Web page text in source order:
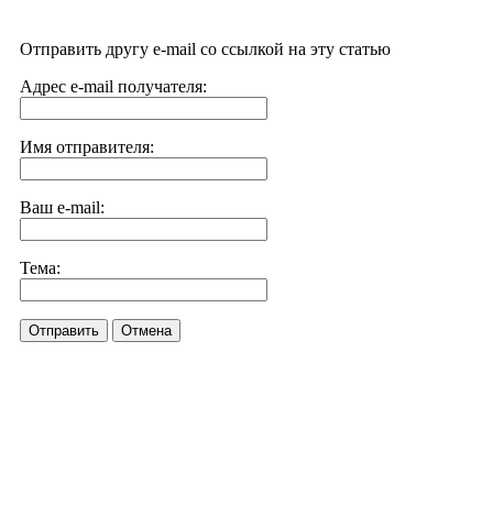
Отправить другу e-mail со ссылкой на эту статью
Адрес e-mail получателя:
Имя отправителя:
Ваш e-mail:
Тема:
Отправить Отмена